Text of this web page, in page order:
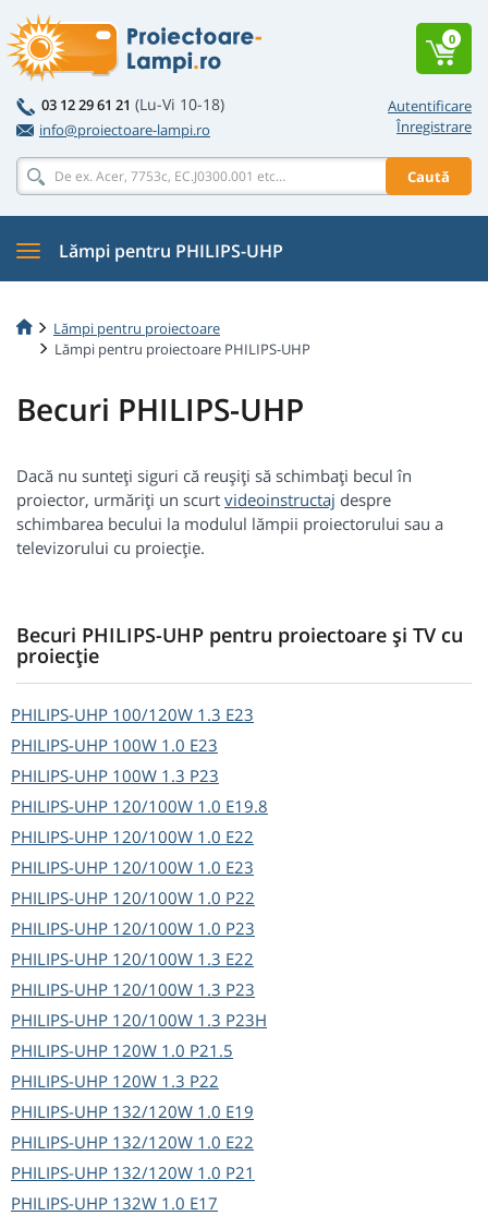
Autentificare
Înregistrare
03 12 29 61 21 (Lu-Vi 10-18)
info@proiectoare-lampi.ro
Caută
0
Lămpi pentru PHILIPS-UHP
Lămpi pentru proiectoare
Lămpi pentru proiectoare PHILIPS-UHP
Becuri PHILIPS-UHP
Dacă nu sunteți siguri că reușiți să schimbați becul în
proiector, urmăriţi un scurt videoinstructaj despre
schimbarea becului la modulul lămpii proiectorului sau a
televizorului cu proiecție.
Becuri PHILIPS-UHP pentru proiectoare și TV cu
proiecție
PHILIPS-UHP 100/120W 1.3 E23
PHILIPS-UHP 100W 1.0 E23
PHILIPS-UHP 100W 1.3 P23
PHILIPS-UHP 120/100W 1.0 E19.8
PHILIPS-UHP 120/100W 1.0 E22
PHILIPS-UHP 120/100W 1.0 E23
PHILIPS-UHP 120/100W 1.0 P22
PHILIPS-UHP 120/100W 1.0 P23
PHILIPS-UHP 120/100W 1.3 E22
PHILIPS-UHP 120/100W 1.3 P23
PHILIPS-UHP 120/100W 1.3 P23H
PHILIPS-UHP 120W 1.0 P21.5
PHILIPS-UHP 120W 1.3 P22
PHILIPS-UHP 132/120W 1.0 E19
PHILIPS-UHP 132/120W 1.0 E22
PHILIPS-UHP 132/120W 1.0 P21
PHILIPS-UHP 132W 1.0 E17